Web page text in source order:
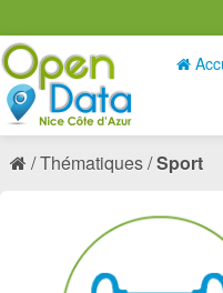
Thématiques Sport